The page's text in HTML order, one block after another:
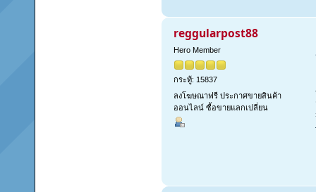
reggularpost88
Hero Member
กระทู้: 15837
ลงโฆษณาฟรี ประกาศขายสินค้า
ออนไลน์ ซื้อขายแลกเปลี่ยน